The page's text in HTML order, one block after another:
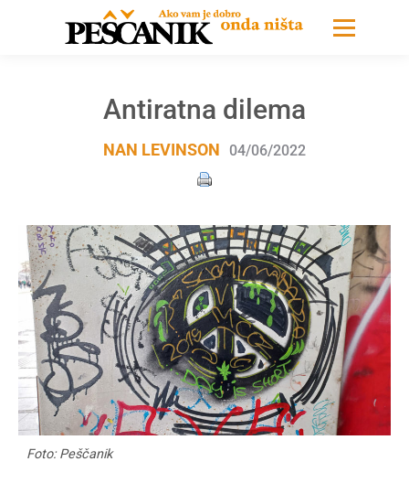
Antiratna dilema
NAN LEVINSON 04/06/2022
Foto: Peščanik